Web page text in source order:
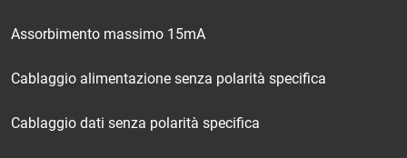
Assorbimento massimo 15mA
Cablaggio alimentazione senza polarità specifica
Cablaggio dati senza polarità specifica